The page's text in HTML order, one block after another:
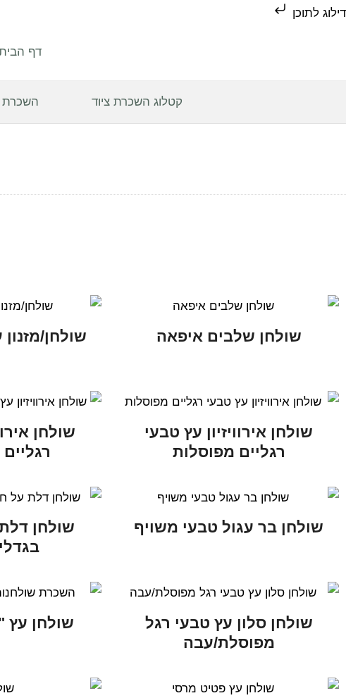
דילוג לתוכן
דף
קטלוג השכרת ציוד השכרת
שולחן שלבים איפאה שולחן/
שולחן אירוויזיון עץ טבעי
רגליים מפוסלות
שולחן
שולחן בר עגול טבעי משויף
שולחן
שולחן סלון עץ טבעי רגל
מפוסלת/עבה
שולחן